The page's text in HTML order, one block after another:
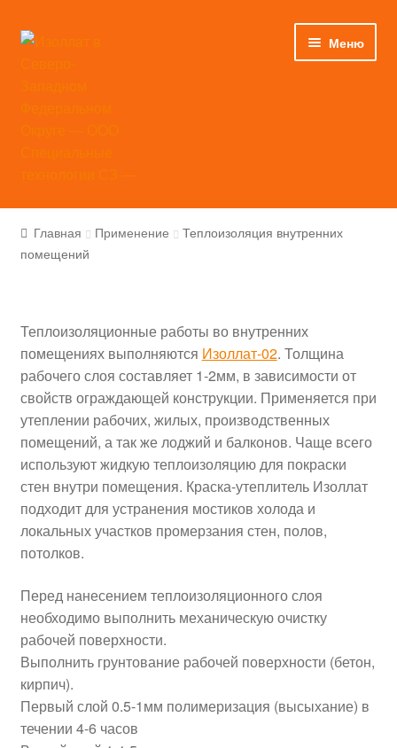
Перейти
Перейти
Меню
Главная
Каталог
Инструкции
Сертификаты
Доставка
Калькулятор
Контакты
Главная Применение
Теплоизоляция внутренних
помещений
Теплоизоляционные работы во внутренних
помещениях выполняются Изоллат-02. Толщина
рабочего слоя составляет 1-2мм, в зависимости от
свойств ограждающей конструкции. Применяется при
утеплении рабочих, жилых, производственных
помещений, а так же лоджий и балконов. Чаще всего
используют жидкую теплоизоляцию для покраски
стен внутри помещения. Краска-утеплитель Изоллат
подходит для устранения мостиков холода и
локальных участков промерзания стен, полов,
потолков.
Перед нанесением теплоизоляционного слоя
необходимо выполнить механическую очистку
рабочей поверхности.
Выполнить грунтование рабочей поверхности (бетон,
кирпич).
Первый слой 0.5-1мм полимеризация (высыхание) в
течении 4-6 часов